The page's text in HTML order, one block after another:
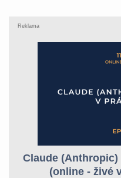
Reklama
Claude
(online - živé